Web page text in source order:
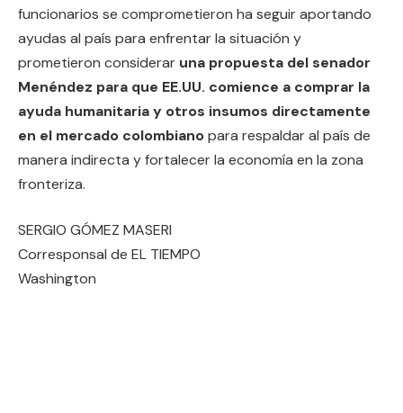
funcionarios se comprometieron ha seguir aportando
ayudas al país para enfrentar la situación y
prometieron considerar una propuesta del senador
Menéndez para que EE.UU. comience a comprar la
ayuda humanitaria y otros insumos directamente
en el mercado colombianopara respaldar al país de
manera indirecta y fortalecer la economía en la zona
fronteriza.
SERGIO GÓMEZ MASERI
Corresponsal de EL TIEMPO
Washington